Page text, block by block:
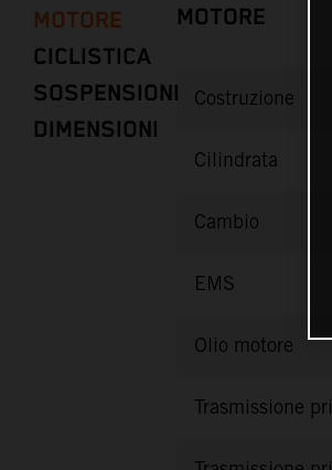
MOTORE
CICLISTICA
SOSPENSIONI
DIMENSIONI
MOTORE
Costruzione
Cilindrata
Cambio
EMS
Olio motore
Trasmissione